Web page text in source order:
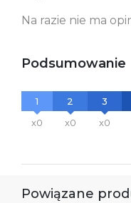
Na razie nie ma
Podsumowanie
1
x0
2
x0
3
x0
Powiązane